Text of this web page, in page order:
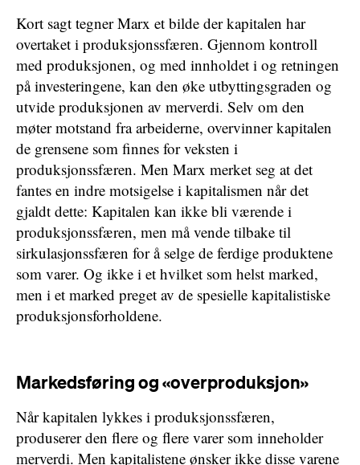
Kort sagt tegner Marx et bilde der kapitalen har
overtaket i produksjonssfæren. Gjennom kontroll
med produksjonen, og med innholdet i og retningen
på investeringene, kan den øke utbyttingsgraden og
utvide produksjonen av merverdi. Selv om den
møter motstand fra arbeiderne, overvinner kapitalen
de grensene som finnes for veksten i
produksjonssfæren. Men Marx merket seg at det
fantes en indre motsigelse i kapitalismen når det
gjaldt dette: Kapitalen kan ikke bli værende i
produksjonssfæren, men må vende tilbake til
sirkulasjonssfæren for å selge de ferdige produktene
som varer. Og ikke i et hvilket som helst marked,
men i et marked preget av de spesielle kapitalistiske
produksjonsforholdene.
Markedsføring og «overproduksjon»
Når kapitalen lykkes i produksjonssfæren,
produserer den flere og flere varer som inneholder
merverdi. Men kapitalistene ønsker ikke disse varene